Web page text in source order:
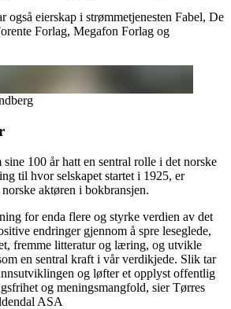
også eierskap i strømmetjenesten Fabel, De
Forlag, Megafon Forlag og
100 år hatt en sentral rolle i det norske
til hvor selskapet startet i 1925, er
aktøren i bokbransjen.
for enda flere og styrke verdien av det
endringer gjennom å spre leseglede,
fremme litteratur og læring, og utvikle
en sentral kraft i vår verdikjede. Slik tar
og løfter et opplyst offentlig
og meningsmangfold, sier Tørres
ASA